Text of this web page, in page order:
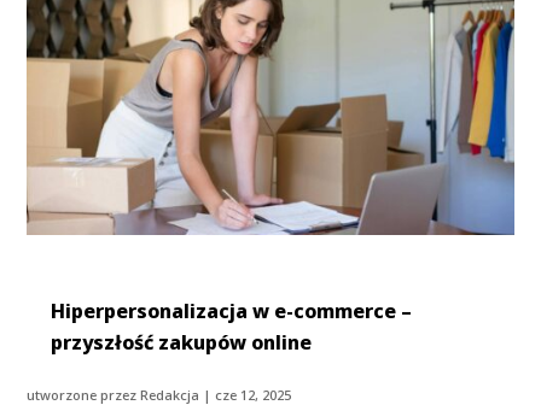
Hiperpersonalizacja w e-commerce –
przyszłość zakupów online
utworzone przezRedakcja | cze 12, 2025